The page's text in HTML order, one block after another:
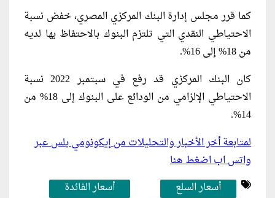
كما قرر مجلس إدارة البنك المركزي المصري، خفض نسبة
الاحتياطي النقدي التي تلتزم البنوك بالاحتفاظ بها لديه
من 18% إلى 16%.
كان البنك المركزي قد رفع في سبتمبر 2022 نسبة
الاحتياطي الإلزامي من الودائع على البنوك إلى 18% من
14%.
لمتابعة أخر الأخبار والتحليلات من إيكونومي بلس عبر
واتس اب اضغط هنا
أسعار السلع
أسعار الفائدة